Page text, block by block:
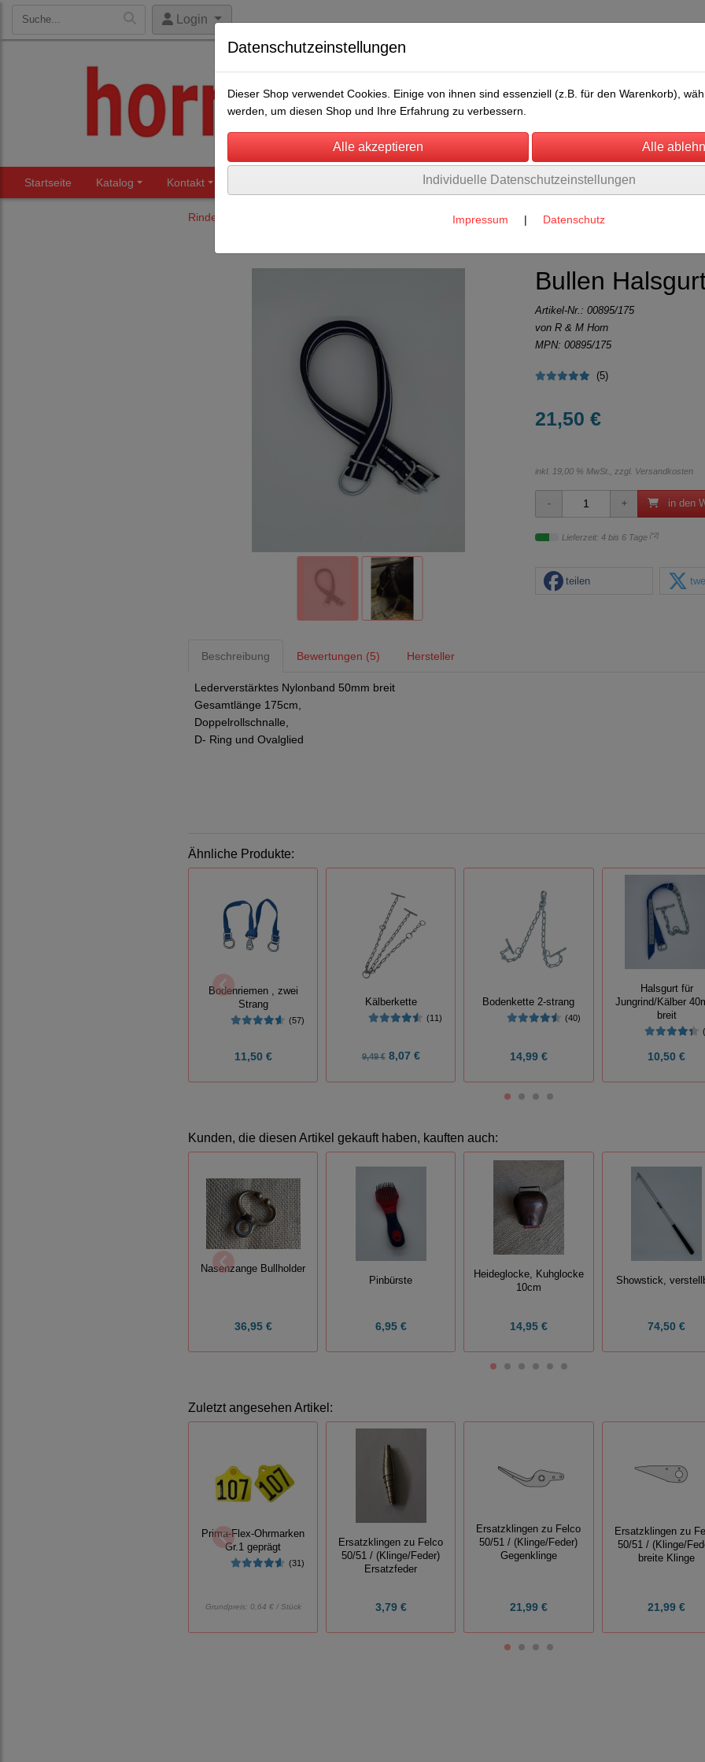
Login
Startseite Katalog Kontakt Über uns Umwelt Rechtliches
Rinderhaltung
Bullen
Artikel-Nr.: 00895/175
von R & M Horn
MPN: 00895/175
(5)
21,50 €
inkl. 19,00 % MwSt., zzgl. Versandkosten
in den
Lieferzeit: 4 bis 6 Tage [*2]
teilen
Beschreibung Bewertungen (5) Hersteller
Lederverstärktes Nylonband 50mm breit
Gesamtlänge 175cm,
Doppelrollschnalle,
D- Ring und Ovalglied
Ähnliche Produkte:
Bodenriemen , zwei
Strang
(57)
11,50 €
Kälberkette
(11)
9,49 €8,07 €
Bodenkette 2-strang
(40)
14,99 €
Halsgurt für
Jungrind/Kälber
breit
10,50 €
Kunden, die diesen Artikel gekauft haben, kauften auch:
Nasenzange Bullholder
36,95 €
Pinbürste
6,95 €
Heideglocke, Kuhglocke
10cm
14,95 €
Showstick,
74,50 €
Zuletzt angesehen Artikel:
Prima-Flex-Ohrmarken
Gr.1 geprägt
(31)
Grundpreis: 0,64 € / Stück
Ersatzklingen zu Felco
50/51 / (Klinge/Feder)
Ersatzfeder
3,79 €
Ersatzklingen zu Felco
50/51 / (Klinge/Feder)
Gegenklinge
21,99 €
Ersatzklingen zu
50/51 / (Klinge/
breite Klinge
21,99 €
Datenschutzeinstellungen
Dieser Shop verwendet Cookies. Einige von ihnen sind essenziell (z.B. für den Warenkorb),
werden, um diesen Shop und Ihre Erfahrung zu verbessern.
Individuelle Datenschutzeinstellungen
Impressum | Datenschutz